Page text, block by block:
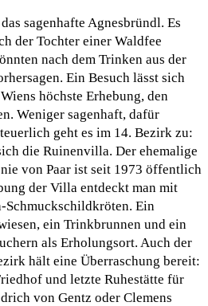
sagenhafte Agnesbründl. Es
der Tochter einer Waldfee
nach dem Trinken aus der
Ein Besuch lässt sich
höchste Erhebung, den
Weniger sagenhaft, dafür
geht es im 14. Bezirk zu:
die Ruinenvilla. Der ehemalige
von Paar ist seit 1973 öffentlich
der Villa entdeckt man mit
Schmuckschildkröten. Ein
ein Trinkbrunnen und ein
als Erholungsort. Auch der
hält eine Überraschung bereit:
und letzte Ruhestätte für
von Gentz oder Clemens